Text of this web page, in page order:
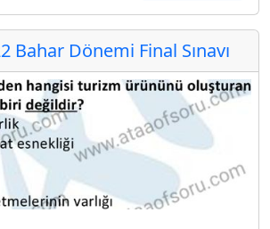
Bahar Dönemi Final Sınavı